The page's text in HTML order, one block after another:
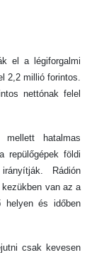
el a légiforgalmi
2,2 millió forintos.
nettónak felel
hatalmas
repülőgépek földi
Rádión
van az a
helyen és időben
csak kevesen